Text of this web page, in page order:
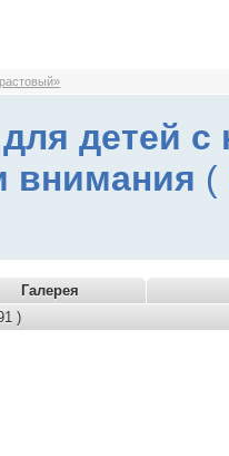
детей
внимания (
Галерея
)